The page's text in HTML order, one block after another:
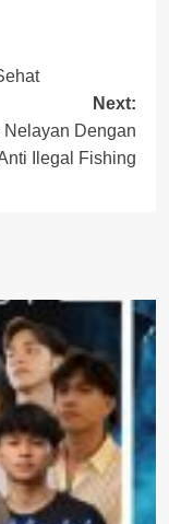
Next:
Dengan
Ilegal Fishing